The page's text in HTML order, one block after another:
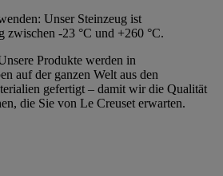
Unser Steinzeug ist
zwischen -23 °C und +260 °C.
Produkte werden in
auf der ganzen Welt aus den
gefertigt – damit wir die Qualität
die Sie von Le Creuset erwarten.